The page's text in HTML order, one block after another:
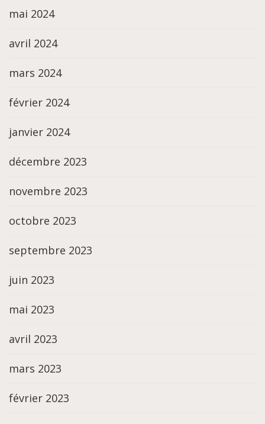
mai 2024
avril 2024
mars 2024
février 2024
janvier 2024
décembre 2023
novembre 2023
octobre 2023
septembre 2023
juin 2023
mai 2023
avril 2023
mars 2023
février 2023